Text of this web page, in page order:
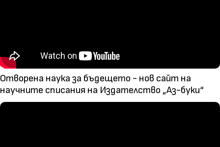
Отворена наука за бъдещето - нов сайт на
научните списания на Издателство „Аз-буки“